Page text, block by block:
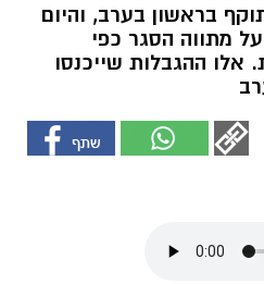
בראשון בערב, והיום
מתווה הסגר כפי
ההגבלות שייכנסו